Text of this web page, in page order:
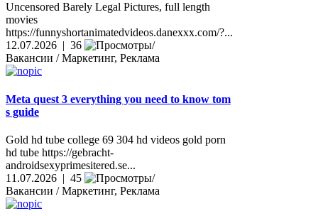
Uncensored Barely Legal Pictures, full length
movies
https://funnyshortanimatedvideos.danexxx.com/?...
12.07.2026 | 36
Вакансии / Маркетинг, Реклама
Meta quest 3 everything you need to know tom
s guide
Gold hd tube college 69 304 hd videos gold porn
hd tube https://gebracht-
androidsexyprimesitered.se...
11.07.2026 | 45
Вакансии / Маркетинг, Реклама